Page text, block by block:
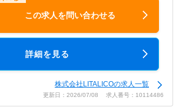
この求人を問い合わせる
詳細を見る
株式会社LITALICOの求人一覧
更新日：2026/07/08 求人番号：10114486